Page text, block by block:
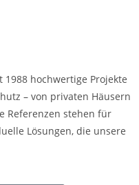
hochwertige Projekte
– von privaten Häusern
Referenzen stehen für
Lösungen, die unsere